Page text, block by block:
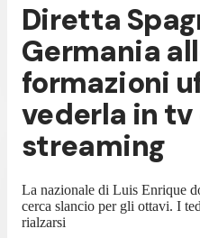
Diretta
Germania
formazioni
vederla in tv
streaming
La nazionale di Luis Enrique
cerca slancio per gli ottavi. I
rialzarsi